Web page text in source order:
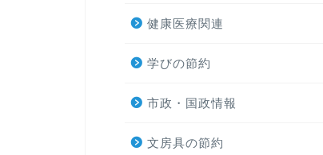
健康医療関連
学びの節約
市政・国政情報
文房具の節約